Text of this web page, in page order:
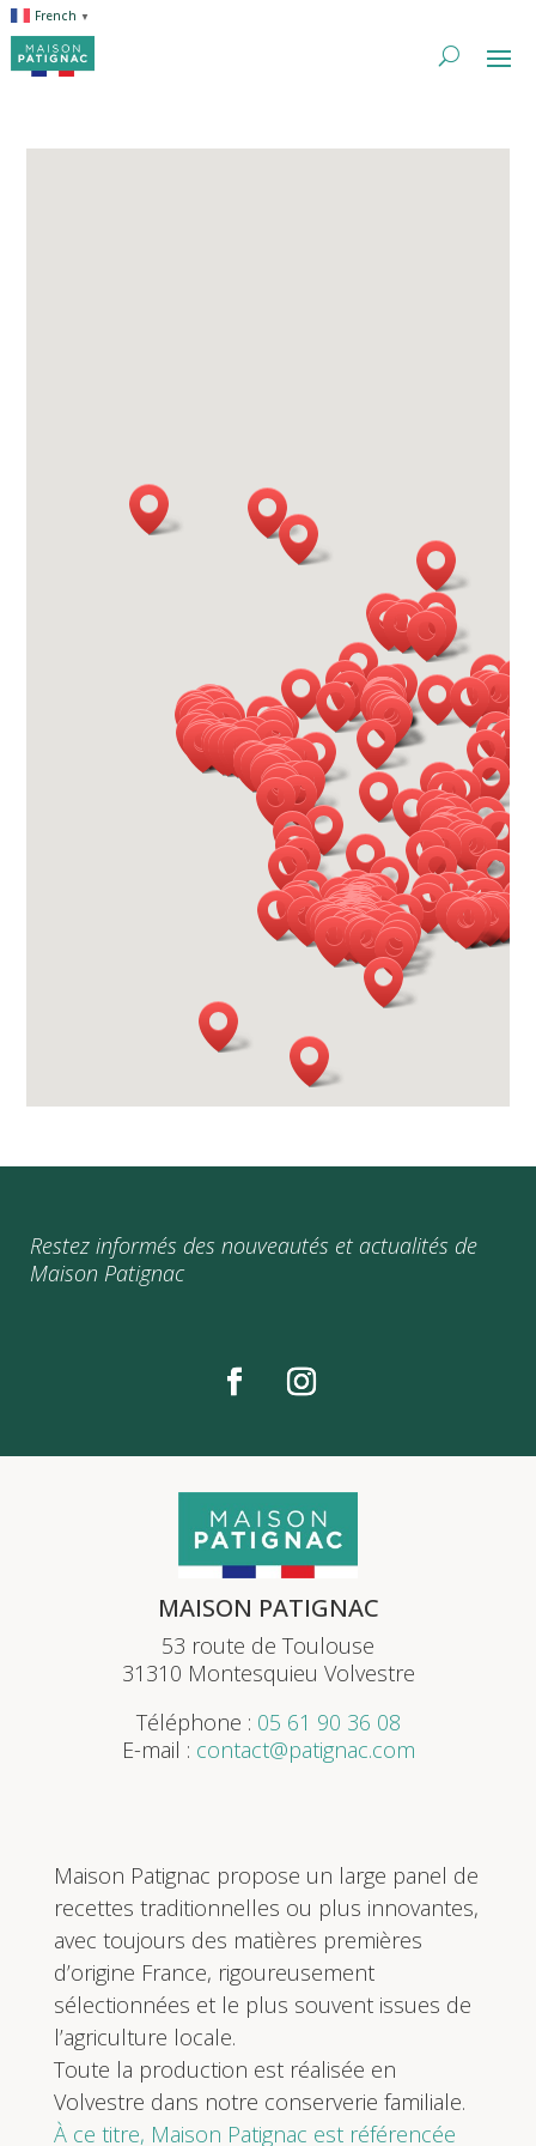
French ▼
Restez informés des nouveautés et actualités de
Maison Patignac
MAISON PATIGNAC
53 route de Toulouse
31310 Montesquieu Volvestre
Téléphone : 05 61 90 36 08
E-mail : contact@patignac.com
Maison Patignac propose un large panel de
recettes traditionnelles ou plus innovantes,
avec toujours des matières premières
d’origine France, rigoureusement
sélectionnées et le plus souvent issues de
l’agriculture locale.
Toute la production est réalisée en
Volvestre dans notre conserverie familiale.
À ce titre, Maison Patignac est référencée